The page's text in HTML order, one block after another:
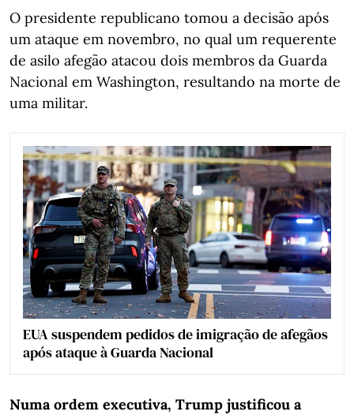
O presidente republicano tomou a decisão após
um ataque em novembro, no qual um requerente
de asilo afegão atacou dois membros da Guarda
Nacional em Washington, resultando na morte de
uma militar.
EUA suspendem pedidos de imigração de afegãos
após ataque à Guarda Nacional
Numa ordem executiva, Trump justificou a